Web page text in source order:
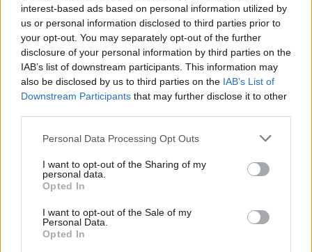
interest-based ads based on personal information utilized by
us or personal information disclosed to third parties prior to
your opt-out. You may separately opt-out of the further
disclosure of your personal information by third parties on the
IAB’s list of downstream participants. This information may
also be disclosed by us to third parties on the IAB’s List of
Downstream Participants that may further disclose it to other
Please note that this website/app uses one or more Google
not limited to your visit or usage behaviour. You may click to
grant or deny consent to Google and its third-party tags to
use your data for below specified purposes in below Google
consent section.
Personal Data Processing Opt Outs
I want to opt-out of the Sharing of my
personal data.
Opted In
I want to opt-out of the Sale of my
Personal Data.
Opted In
Δημοσκόπηση του SWG που δημοσιεύθηκε την
Παρασκευή δίνει ποσοστό 4,6% για το Futuro
Nazionale, λίγο πίσω από το 5,8% της Λέγκας.
Η ίδια δημοσκόπηση εμφάνιζε μια χαλαρή
συμμαχία των κεντροαριστερών κομμάτων να έχει
ελαφρύ προβάδισμα έναντι του συνασπισμού
υπό τη Μελόνι.
Πολιτική «αγνότητα»